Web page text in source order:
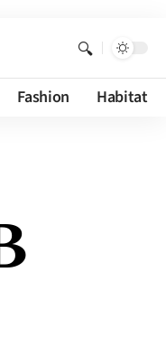
Fashion Habitat